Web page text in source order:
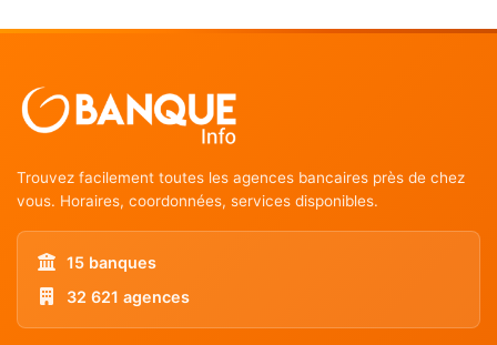
Trouvez facilement toutes les agences bancaires près de chez
vous. Horaires, coordonnées, services disponibles.
15 banques
32 621 agences